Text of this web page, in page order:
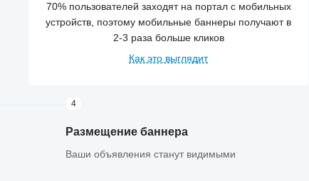
70% пользователей заходят на портал с мобильных
устройств, поэтому мобильные баннеры получают в
2-3 раза больше кликов
Как это выглядит
4
Размещение баннера
Ваши объявления станут видимыми